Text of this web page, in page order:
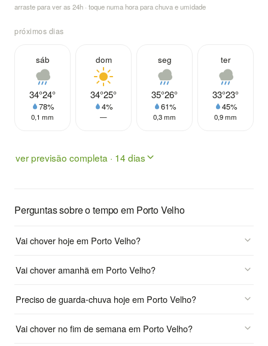
arraste para ver as 24h · toque numa hora para chuva e umidade
próximos dias
sáb
34°24°
78%
0,1 mm
dom
34°25°
4%
—
seg
35°26°
61%
0,3 mm
ter
33°23°
45%
0,9 mm
ver previsão completa · 14 dias
Perguntas sobre o tempo em Porto Velho
Vai chover hoje em Porto Velho?
Vai chover amanhã em Porto Velho?
Preciso de guarda-chuva hoje em Porto Velho?
Vai chover no fim de semana em Porto Velho?